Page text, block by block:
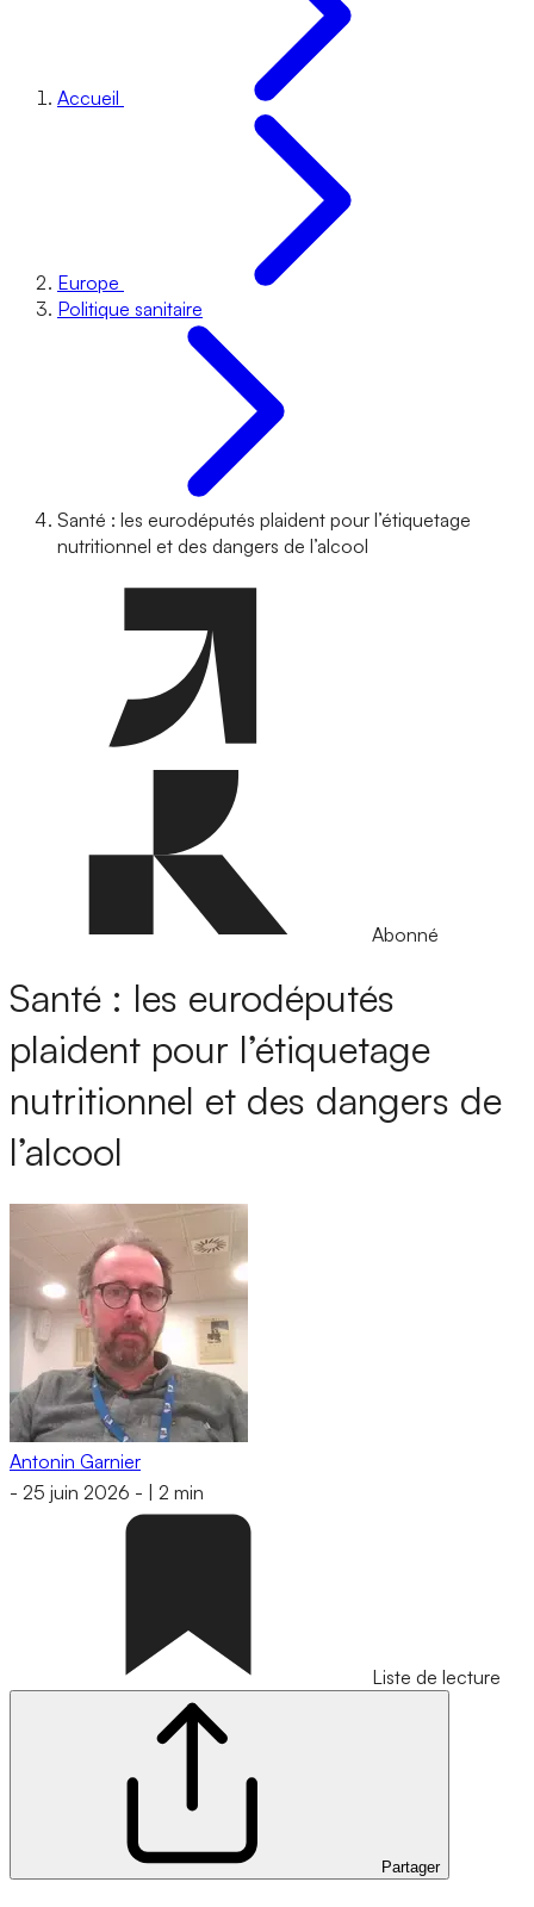
Accueil
Europe
Politique sanitaire
Santé : les eurodéputés plaident pour l’étiquetage
nutritionnel et des dangers de l’alcool
Abonné
Santé : les eurodéputés
plaident pour l’étiquetage
nutritionnel et des dangers de
l’alcool
Antonin Garnier
- 25 juin 2026 - 2 min
Liste de lecture
Partager